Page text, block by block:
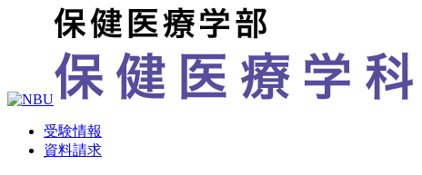
受験情報
資料請求